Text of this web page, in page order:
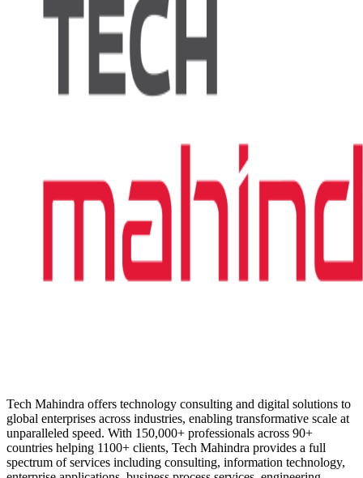
Tech Mahindra offers technology consulting and digital solutions to
global enterprises across industries, enabling transformative scale at
unparalleled speed. With 150,000+ professionals across 90+
countries helping 1100+ clients, Tech Mahindra provides a full
spectrum of services including consulting, information technology,